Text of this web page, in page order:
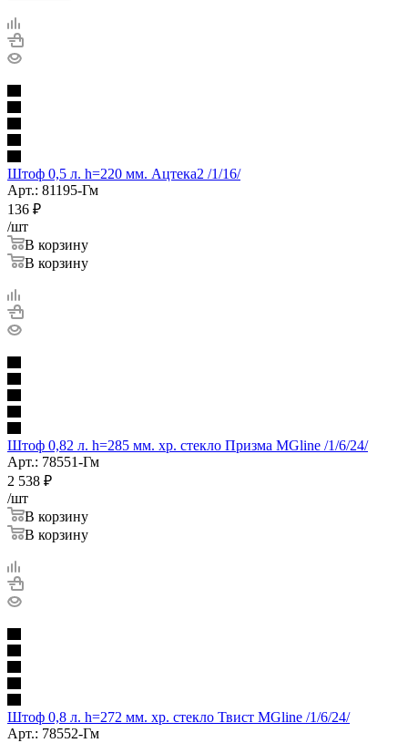
Штоф 0,5 л. h=220 мм. Ацтека2 /1/16/
Арт.: 81195-Гм
136 ₽
/шт
В корзину
В корзину
Штоф 0,82 л. h=285 мм. хр. стекло Призма MGline /1/6/24/
Арт.: 78551-Гм
2 538 ₽
/шт
В корзину
В корзину
Штоф 0,8 л. h=272 мм. хр. стекло Твист MGline /1/6/24/
Арт.: 78552-Гм